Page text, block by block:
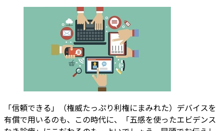
「信頼できる」（権威たっぷり利権にまみれた）デバイスを
有償で用いるのも、この時代に、「五感を使ったエビデンス